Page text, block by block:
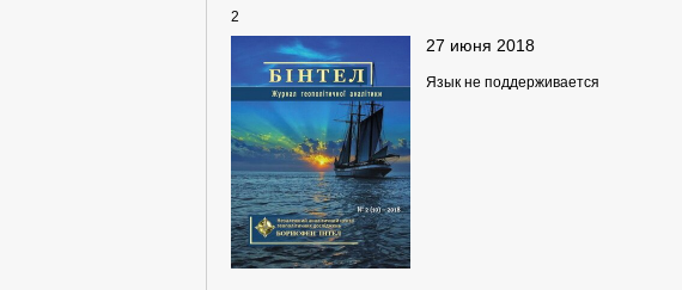
2
27 июня 2018
Язык не поддерживается